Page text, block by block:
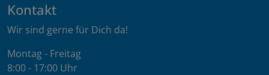
Kontakt
Wir sind gerne für Dich da!
Montag - Freitag
8:00 - 17:00 Uhr